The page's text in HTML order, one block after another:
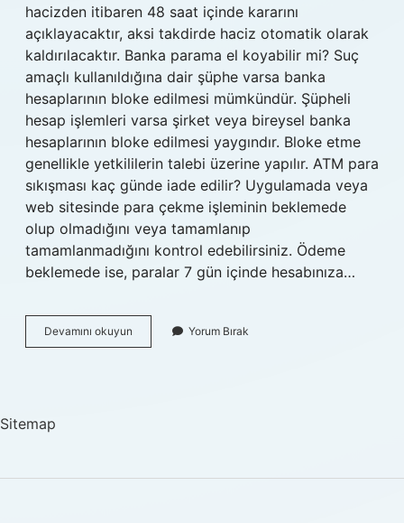
hacizden itibaren 48 saat içinde kararını
açıklayacaktır, aksi takdirde haciz otomatik olarak
kaldırılacaktır. Banka parama el koyabilir mi? Suç
amaçlı kullanıldığına dair şüphe varsa banka
hesaplarının bloke edilmesi mümkündür. Şüpheli
hesap işlemleri varsa şirket veya bireysel banka
hesaplarının bloke edilmesi yaygındır. Bloke etme
genellikle yetkililerin talebi üzerine yapılır. ATM para
sıkışması kaç günde iade edilir? Uygulamada veya
web sitesinde para çekme işleminin beklemede
olup olmadığını veya tamamlanıp
tamamlanmadığını kontrol edebilirsiniz. Ödeme
beklemede ise, paralar 7 gün içinde hesabınıza…
Devamını okuyun
Bankası
Yorum Bırak
Sitemap